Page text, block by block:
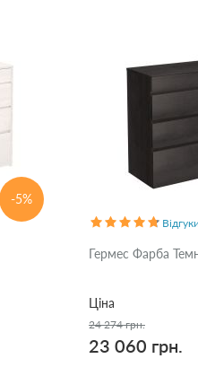
-5%
Гермес Фарба
Ціна
24 274 грн.
23 060 грн.